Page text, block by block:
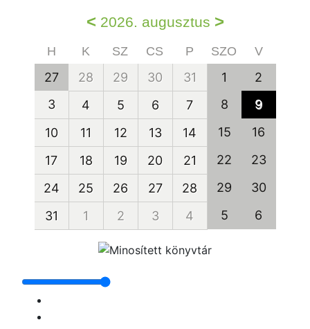
< 2026. augusztus >
H K SZ CS P SZO V
27 28 29 30 31 1
2
3
4 5 6 7 8
9
10
11 12 13 14 15
16
17
18 19 20 21 22
23
24
25 26 27 28 29
30
31
1 2 3 4 5 6